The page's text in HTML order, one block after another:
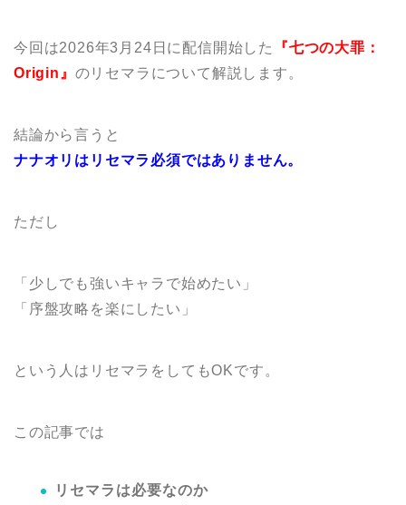
今回は2026年3月24日に配信開始した
『七つの大罪：
Origin』 のリセマラについて解説します。
結論から言うと
ナナオリはリセマラ必須ではありません。
ただし
「少しでも強いキャラで始めたい」
「序盤攻略を楽にしたい」
という人はリセマラをしてもOKです。
この記事では
リセマラは必要なのか